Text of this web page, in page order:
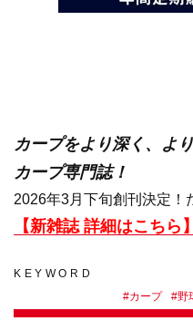
カープをより深く、よ
カープ専門誌！
2026年3月下旬創刊決定！
【新雑誌 詳細はこちら】
KEYWORD
#カープ #野